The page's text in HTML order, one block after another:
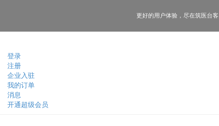
登录
注册
企业入驻
我的订单
消息
开通超级会员
更好的用户体验， 尽在筑医台